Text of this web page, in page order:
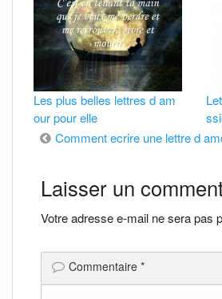
Les plus belles lettres d am
our pour elle
Navigation
de
l’article
Comment ecrire une lettre d
Laisser un
Votre adresse e-mail ne sera pas
Commentaire *